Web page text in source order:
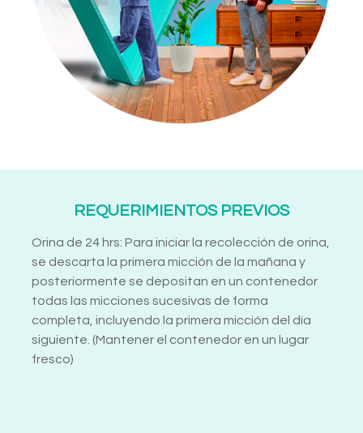
REQUERIMIENTOS PREVIOS
Orina de 24 hrs: Para iniciar la recolección de orina,
se descarta la primera micción de la mañana y
posteriormente se depositan en un contenedor
todas las micciones sucesivas de forma
completa, incluyendo la primera micción del día
siguiente. (Mantener el contenedor en un lugar
fresco)